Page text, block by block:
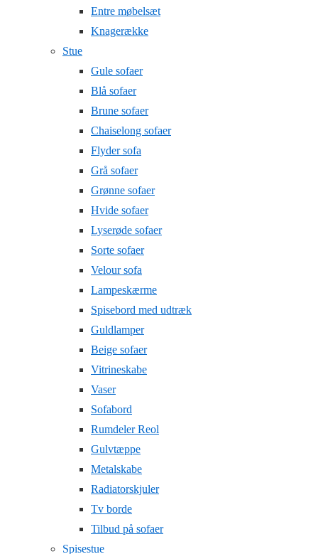
Entre møbelsæt
Knagerække
Stue
Gule sofaer
Blå sofaer
Brune sofaer
Chaiselong sofaer
Flyder sofa
Grå sofaer
Grønne sofaer
Hvide sofaer
Lyserøde sofaer
Sorte sofaer
Velour sofa
Lampeskærme
Spisebord med udtræk
Guldlamper
Beige sofaer
Vitrineskabe
Vaser
Sofabord
Rumdeler Reol
Gulvtæppe
Metalskabe
Radiatorskjuler
Tv borde
Tilbud på sofaer
Spisestue